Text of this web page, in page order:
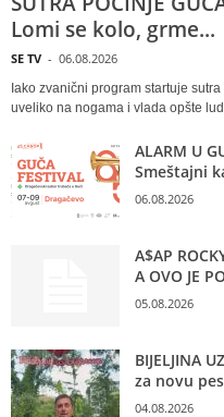
Lomi se kolo, grme...
SE TV - 06.08.2026
Iako zvanični program startuje
uveliko na nogama i vlada opšte
ALARM U
Smeštajni
06.08.2026
A$AP
A OVO JE
05.08.2026
BIJELJINA
za novu
04.08.2026